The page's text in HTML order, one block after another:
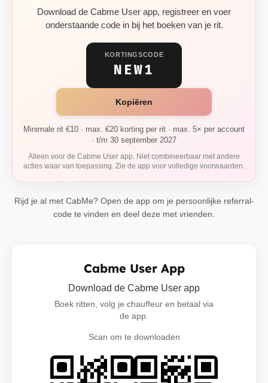
Download de Cabme User app, registreer en voer
onderstaande code in bij het boeken van je rit.
KORTINGSCODE
NEW1
Kopiëren
Minimale rit €10 · max. €20 korting per rit · max. 5× per account
· t/m 30 september 2027
Alleen voor de Cabme User app. Niet combineerbaar met andere
acties waar van toepassing. Zie de app voor volledige voorwaarden.
Rijd je al met CabMe? Open de app om je persoonlijke referral-
code te vinden en deel deze met vrienden.
Cabme User App
Download de Cabme User app
Boek ritten, volg je chauffeur en betaal via
de app.
Scan om te downloaden